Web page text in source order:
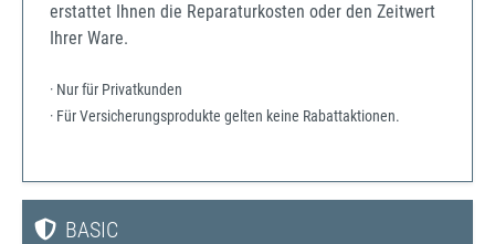
erstattet Ihnen die Reparaturkosten oder den Zeitwert
Ihrer Ware.
· Nur für Privatkunden
· Für Versicherungsprodukte gelten keine Rabattaktionen.
BASIC